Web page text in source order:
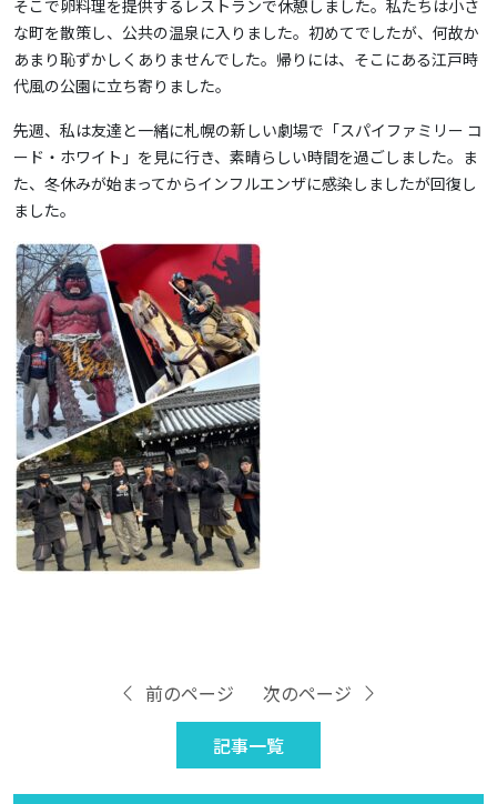
そこで卵料理を提供するレストランで休憩しました。私たちは小さ
な町を散策し、公共の温泉に入りました。初めてでしたが、何故か
あまり恥ずかしくありませんでした。帰りには、そこにある江戸時
代風の公園に立ち寄りました。
先週、私は友達と一緒に札幌の新しい劇場で「スパイファミリー コ
ード・ホワイト」を見に行き、素晴らしい時間を過ごしました。ま
た、冬休みが始まってからインフルエンザに感染しましたが回復し
ました。
前のページ
記事一覧
次のページ